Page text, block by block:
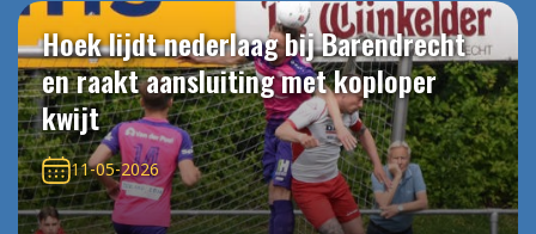
Hoek lijdt nederlaag bij Barendrecht
en raakt aansluiting met koploper
kwijt
11-05-2026